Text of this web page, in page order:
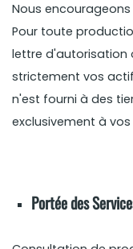
Nous
Pour toute
lettre d'autorisation
strictement vos
n'est fourni à des
exclusivement à
Portée des